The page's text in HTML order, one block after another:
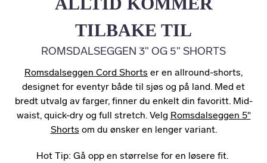
TILBAKE TIL
ROMSDALSEGGEN 3" OG 5" SHORTS
Romsdalseggen Cord Shorts er en allround-shorts,
designet for eventyr både til sjøs og på land. Med et
bredt utvalg av farger, finner du enkelt din favoritt. Mid-
waist, quick-dry og full stretch. Velg Romsdalseggen 5"
Shorts om du ønsker en lenger variant.
Hot Tip: Gå opp en størrelse for en løsere fit.